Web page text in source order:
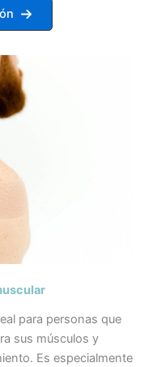
para personas que
sus músculos y
Es especialmente